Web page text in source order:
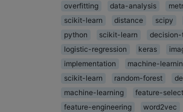
overfitting
data-analysis
scikit-learn
distance scipy
python
scikit-learn
decision-
logistic-regression
keras
implementation
machine-
scikit-learn
random-forest
machine-learning
feature-
feature-engineering
word2vec